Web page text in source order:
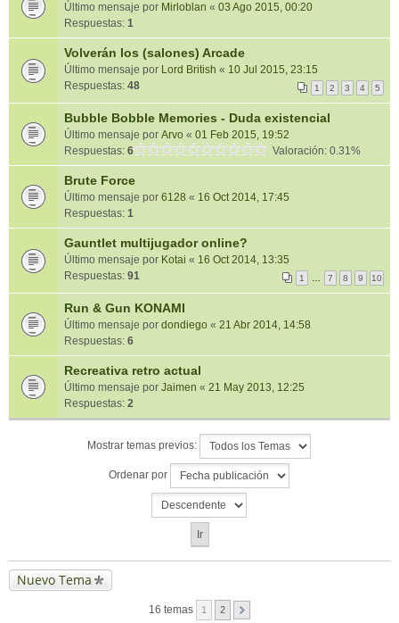
Último mensaje por Mirloblan « 03 Ago 2015, 00:20
Respuestas: 1
Volverán los (salones) Arcade
Último mensaje por Lord British « 10 Jul 2015, 23:15
Respuestas: 48 1 2 3 4 5
Bubble Bobble Memories - Duda existencial
Último mensaje por Arvo « 01 Feb 2015, 19:52
Respuestas: 6 Valoración: 0.31%
Brute Force
Último mensaje por 6128 « 16 Oct 2014, 17:45
Respuestas: 1
Gauntlet multijugador online?
Último mensaje por Kotai « 16 Oct 2014, 13:35
Respuestas: 91 1 7 8 9 10
Run & Gun KONAMI
Último mensaje por dondiego « 21 Abr 2014, 14:58
Respuestas: 6
Recreativa retro actual
Último mensaje por Jaimen « 21 May 2013, 12:25
Respuestas: 2
Mostrar temas previos:
Ordenar por
Nuevo Tema
16 temas 1 2